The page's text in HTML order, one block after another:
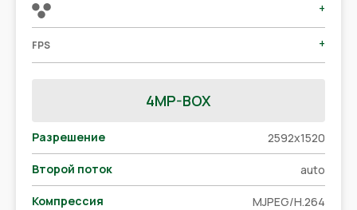
+
FPS +
4MP-BOX
Разрешение 2592x1520
Второй поток auto
Компрессия MJPEG/H.264